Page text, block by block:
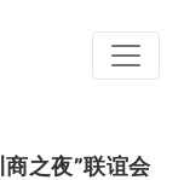
之夜”联谊会